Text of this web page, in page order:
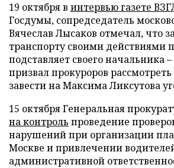
19 октября в интервью газете
Госдумы, сопредседатель
Вячеслав Лысаков отмечал, что
транспорту своими действиями
подставляет своего начальника
призвал прокуроров
завести на Максима Ликсутова
15 октября Генеральная
на контроль проведение
нарушений при организации
Москве и привлечении
административной